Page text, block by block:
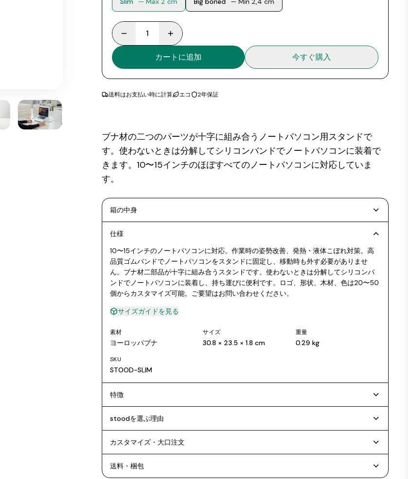
1
カートに追加 今すぐ購入
送料はお支払い時に計算 エコ 2年保証
ブナ材の二つのパーツが十字に組み合うノートパソコン用スタンドで
す。使わないときは分解してシリコンバンドでノートパソコンに装着で
きます。10〜15インチのほぼすべてのノートパソコンに対応していま
す。
箱の中身
仕様
10〜15インチのノートパソコンに対応。作業時の姿勢改善、発熱・液体こぼれ対策。高
品質ゴムバンドでノートパソコンをスタンドに固定し、移動時も外す必要がありませ
ん。ブナ材二部品が十字に組み合うスタンドです。使わないときは分解してシリコンバ
ンドでノートパソコンに装着し、持ち運びに便利です。ロゴ、形状、木材、色は20〜50
個からカスタマイズ可能。ご要望はお問い合わせください。
サイズガイドを見る
素材
ヨーロッパブナ
サイズ
30.8 × 23.5 × 1.8 cm
重量
0.29 kg
SKU
STOOD-SLIM
特徴
stoodを選ぶ理由
カスタマイズ・大口注文
送料・梱包